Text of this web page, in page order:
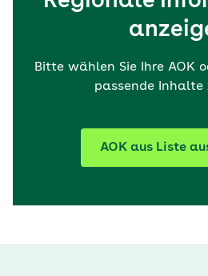
Bitte wählen Sie Ihre AOK
passende Inhalte
AOK aus Liste